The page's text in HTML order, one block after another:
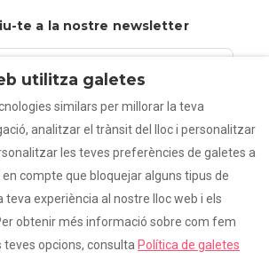
te a la nostre newsletter
+34695623479
utilitza galetes
similars per millorar la teva
analitzar el trànsit del lloc i personalitzar
les teves preferències de galetes a
compte que bloquejar alguns tipus de
experiència al nostre lloc web i els
obtenir més informació sobre com fem
teves opcions, consulta Política de galetes